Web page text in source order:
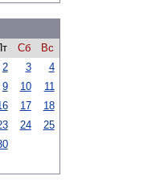
Сб
Вс
2 3
4
9 10
11
17
18
24
25